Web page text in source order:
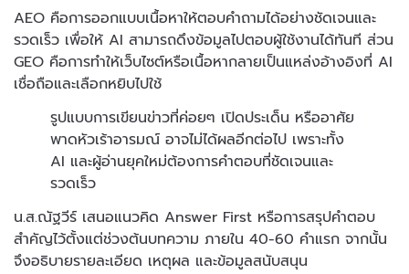
AEO คือการออกแบบเนื้อหาให้ตอบคำถามได้อย่างชัดเจนและ
รวดเร็ว เพื่อให้ AI สามารถดึงข้อมูลไปตอบผู้ใช้งานได้ทันที ส่วน
GEO คือการทำให้เว็บไซต์หรือเนื้อหากลายเป็นแหล่งอ้างอิงที่ AI
เชื่อถือและเลือกหยิบไปใช้
รูปแบบการเขียนข่าวที่ค่อยๆ เปิดประเด็น หรืออาศัย
พาดหัวเร้าอารมณ์ อาจไม่ได้ผลอีกต่อไป เพราะทั้ง
AI และผู้อ่านยุคใหม่ต้องการคำตอบที่ชัดเจนและ
รวดเร็ว
น.ส.ณัฐวีร์ เสนอแนวคิด Answer First หรือการสรุปคำตอบ
สำคัญไว้ตั้งแต่ช่วงต้นบทความ ภายใน 40-60 คำแรก จากนั้น
จึงอธิบายรายละเอียด เหตุผล และข้อมูลสนับสนุน